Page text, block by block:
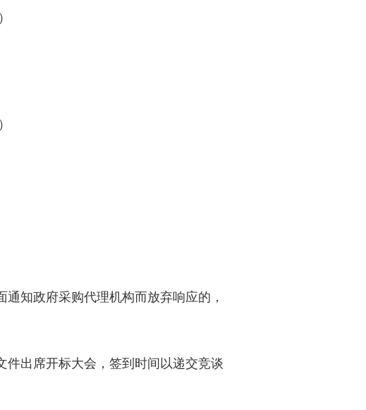
）
）
知政府采购代理机构而放弃响应的，
件出席开标大会，签到时间以递交竞谈